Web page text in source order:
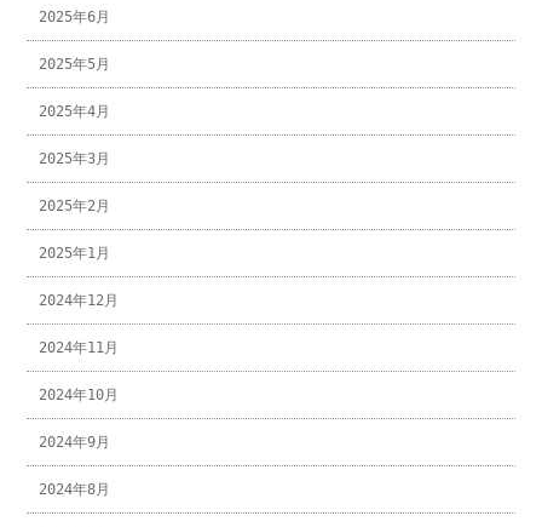
2025年6月
2025年5月
2025年4月
2025年3月
2025年2月
2025年1月
2024年12月
2024年11月
2024年10月
2024年9月
2024年8月